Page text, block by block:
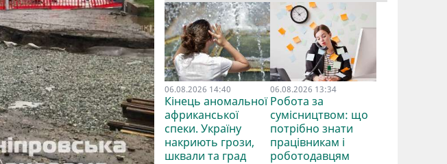
06.08.2026 14:40
Кінець аномальної
африканської
спеки. Україну
накриють грози,
шквали та град
06.08.2026 13:34
Робота за
сумісництвом: що
потрібно знати
працівникам і
роботодавцям